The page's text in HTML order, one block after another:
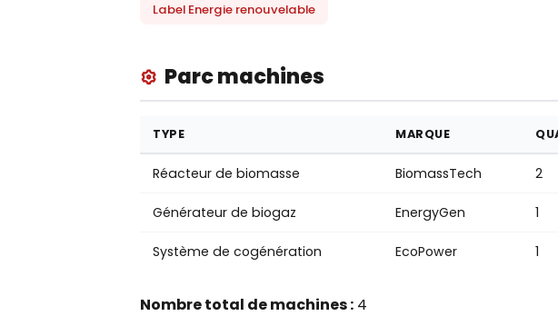
Label Energie renouvelable
Parc machines
TYPE MARQUE
Réacteur de biomasse BiomassTech 2
Générateur de biogaz EnergyGen 1
Système de cogénération EcoPower 1
Nombre total de machines : 4